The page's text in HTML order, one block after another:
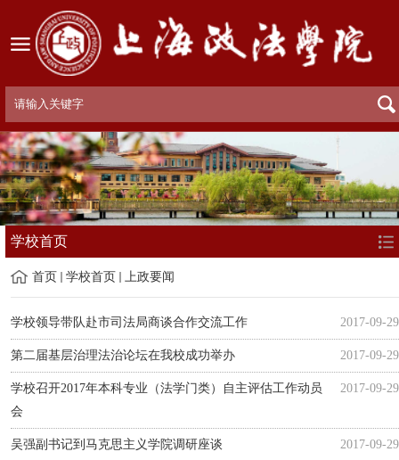
学校首页
首页 学校首页 上政要闻
学校领导带队赴市司法局商谈合作交流工作 2017-09-29
第二届基层治理法治论坛在我校成功举办 2017-09-29
学校召开2017年本科专业（法学门类）自主评估工作动员
会
2017-09-29
吴强副书记到马克思主义学院调研座谈 2017-09-29